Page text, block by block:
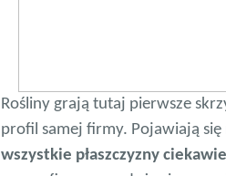
Rośliny grają tutaj pierwsze
profil samej firmy. Pojawiają
wszystkie płaszczyzny